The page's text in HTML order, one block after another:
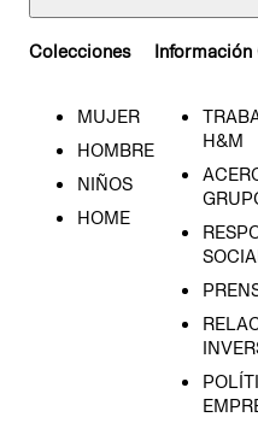
Colecciones
MUJER
HOMBRE
NIÑOS
HOME
H&M